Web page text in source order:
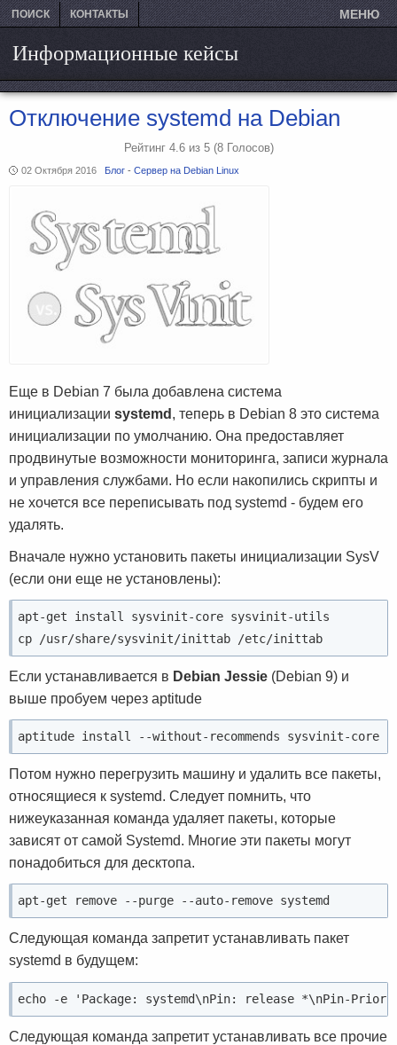
ПОИСК КОНТАКТЫ МЕНЮ
Информационные кейсы
Отключение systemd на Debian
Рейтинг 4.6 из 5 (8 Голосов)
02 Октября 2016 Блог - Сервер на Debian Linux
Еще в Debian 7 была добавлена система
инициализации systemd , теперь в Debian 8 это система
инициализации по умолчанию. Она предоставляет
продвинутые возможности мониторинга, записи журнала
и управления службами. Но если накопились скрипты и
не хочется все переписывать под systemd - будем его
удалять.
Вначале нужно установить пакеты инициализации SysV
(если они еще не установлены):
apt-get install sysvinit-core sysvinit-utils
cp /usr/share/sysvinit/inittab /etc/inittab
Если устанавливается в Debian Jessie (Debian 9) и
выше пробуем через aptitude
aptitude install --without-recommends sysvinit-
Потом нужно перегрузить машину и удалить все пакеты,
относящиеся к systemd. Следует помнить, что
нижеуказанная команда удаляет пакеты, которые
зависят от самой Systemd. Многие эти пакеты могут
понадобиться для десктопа.
apt-get remove --purge --auto-remove systemd
Следующая команда запретит устанавливать пакет
systemd в будущем:
echo -e 'Package: systemd\nPin: release *\nPin-
Следующая команда запретит устанавливать все прочие